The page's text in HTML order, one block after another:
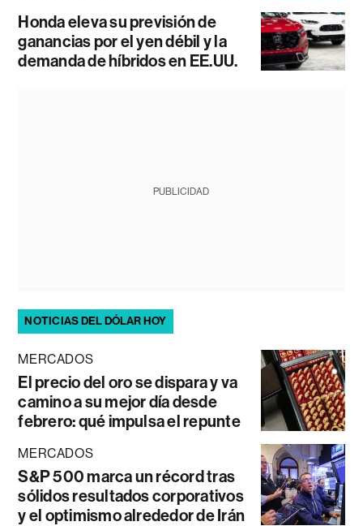
Honda eleva su previsión de
ganancias por el yen débil y la
demanda de híbridos en EE.UU.
PUBLICIDAD
NOTICIAS DEL DÓLAR HOY
MERCADOS
El precio del oro se dispara y va
camino a su mejor día desde
febrero: qué impulsa el repunte
MERCADOS
S&P 500 marca un récord tras
sólidos resultados corporativos
y el optimismo alrededor de Irán